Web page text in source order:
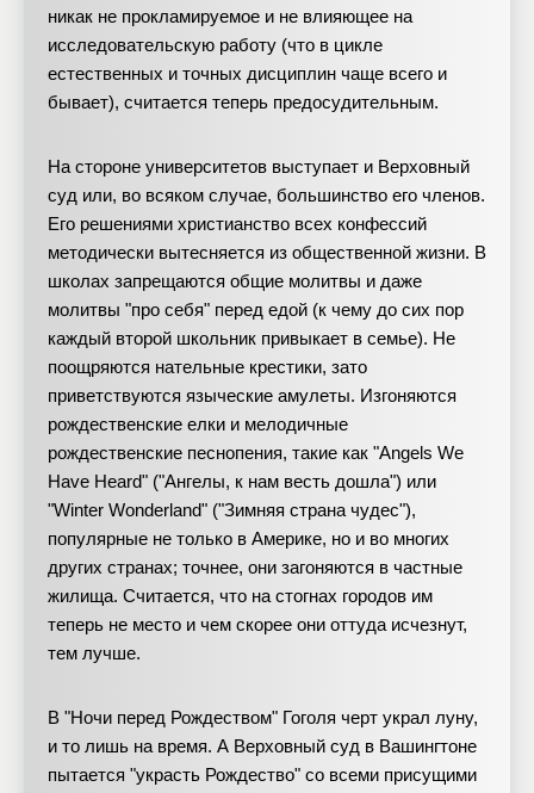
никак не прокламируемое и не влияющее на
исследовательскую работу (что в цикле
естественных и точных дисциплин чаще всего и
бывает), считается теперь предосудительным.
На стороне университетов выступает и Верховный
суд или, во всяком случае, большинство его членов.
Его решениями христианство всех конфессий
методически вытесняется из общественной жизни. В
школах запрещаются общие молитвы и даже
молитвы "про себя" перед едой (к чему до сих пор
каждый второй школьник привыкает в семье). Не
поощряются нательные крестики, зато
приветствуются языческие амулеты. Изгоняются
рождественские елки и мелодичные
рождественские песнопения, такие как "Angels We
Have Heard" ("Ангелы, к нам весть дошла") или
"Winter Wonderland" ("Зимняя страна чудес"),
популярные не только в Америке, но и во многих
других странах; точнее, они загоняются в частные
жилища. Считается, что на стогнах городов им
теперь не место и чем скорее они оттуда исчезнут,
тем лучше.
В "Ночи перед Рождеством" Гоголя черт украл луну,
и то лишь на время. А Верховный суд в Вашингтоне
пытается "украсть Рождество" со всеми присущими